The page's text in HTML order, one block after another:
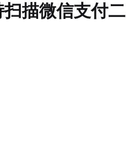
描微信支付二